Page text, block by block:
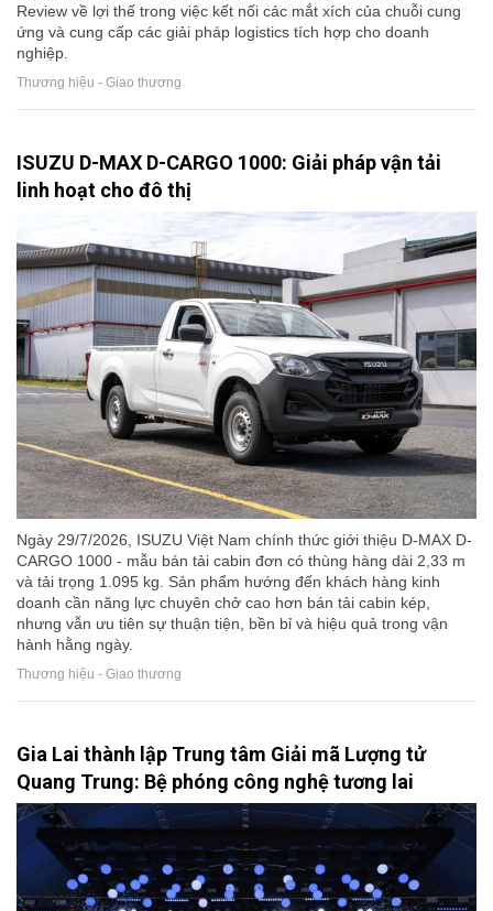
Review về lợi thế trong việc kết nối các mắt xích của chuỗi cung
ứng và cung cấp các giải pháp logistics tích hợp cho doanh
nghiệp.
Thương hiệu - Giao thương
ISUZU D-MAX D-CARGO 1000: Giải pháp vận tải
linh hoạt cho đô thị
Ngày 29/7/2026, ISUZU Việt Nam chính thức giới thiệu D-MAX D-
CARGO 1000 - mẫu bán tải cabin đơn có thùng hàng dài 2,33 m
và tải trọng 1.095 kg. Sản phẩm hướng đến khách hàng kinh
doanh cần năng lực chuyên chở cao hơn bán tải cabin kép,
nhưng vẫn ưu tiên sự thuận tiện, bền bỉ và hiệu quả trong vận
hành hằng ngày.
Thương hiệu - Giao thương
Gia Lai thành lập Trung tâm Giải mã Lượng tử
Quang Trung: Bệ phóng công nghệ tương lai